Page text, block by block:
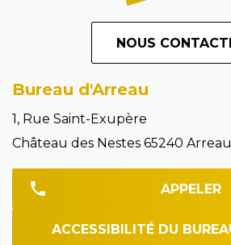
NOUS
Bureau d'Arreau
1, Rue Saint-Exupère
Château des Nestes 65240 Arreau
APPELER
ACCESSIBILITÉ DU